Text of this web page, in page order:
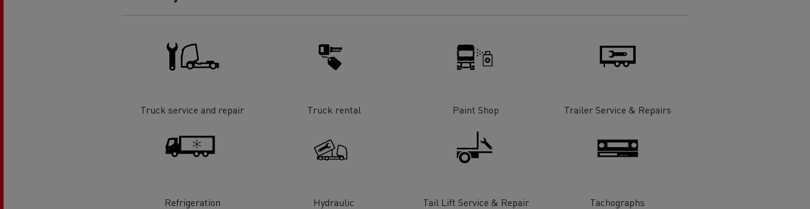
Truck service and repair Truck rental Paint Shop Trailer Service & Repairs
Refrigeration Hydraulic Tail Lift Service & Repair Tachographs